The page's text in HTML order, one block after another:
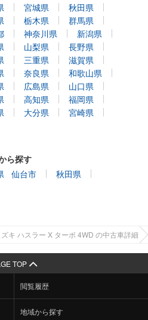
宮城県
秋田県
栃木県
群馬県
神奈川県
新潟県
山梨県
長野県
三重県
滋賀県
奈良県
和歌山県
広島県
山口県
高知県
福岡県
大分県
宮崎県
ら探す
仙台市
秋田県
ズキ ハスラー X ターボ 4WD の中古車詳細
TOP
閲覧履歴
地域から探す